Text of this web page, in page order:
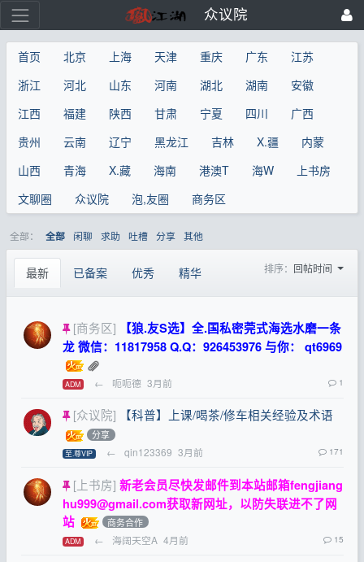
众议院
首页 北京 上海 天津 重庆 广东
江苏
浙江
河北 山东 河南 湖北 湖南
安徽
江西
福建 陕西 甘肃 宁夏 四川
广西
贵州
云南 辽宁 黑龙江 吉林 X.疆
内蒙
山西
青海 X.藏 海南 港澳T 海W
上书房
文聊圈
众议院 泡,友圈 商务区
全部： 全部 闲聊 求助 吐槽 分享 其他
最新 已备案 优秀 精华 排序： 回帖时间
[商务区]
【狼.友S选】全.国私密莞式海选水磨一条
龙 微信：11817958 Q.Q：926453976 与你： qt6969
ADM ← 呃呃德 3月前 1
[众议院] 【科普】上课/喝茶/修车相关经验及术语
分享
至.尊VIP ← qin123369 3月前 171
[上书房] 新老会员尽快发邮件到本站邮箱fengjiang
hu999@gmail.com获取新网址，以防失联进不了网
站
商务合作
ADM ← 海阔天空A 4月前 15